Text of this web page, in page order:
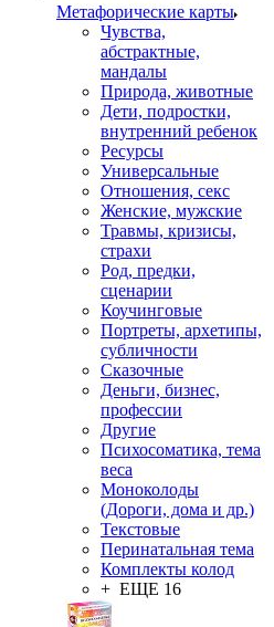
Mетафорические карты
Чувства,
абстрактные,
мандалы
Природа, животные
Дети, подростки,
внутренний ребенок
Ресурсы
Универсальные
Отношения, секс
Женские, мужские
Травмы, кризисы,
страхи
Род, предки,
сценарии
Коучинговые
Портреты, архетипы,
субличности
Сказочные
Деньги, бизнес,
профессии
Другие
Психосоматика, тема
веса
Моноколоды
(Дороги, дома и др.)
Текстовые
Перинатальная тема
Комплекты колод
+ ЕЩЕ 16